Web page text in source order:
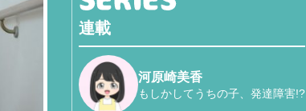
連載
河原崎美香
もしかしてうちの子、発達障害!?